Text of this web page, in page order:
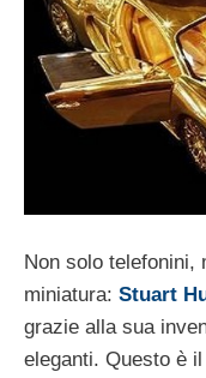
Non solo telefonini,
miniatura: Stuart
grazie alla sua
eleganti. Questo è